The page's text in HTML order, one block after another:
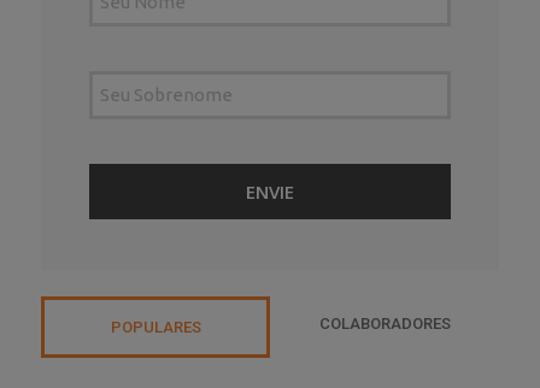
POPULARES COLABORADORES